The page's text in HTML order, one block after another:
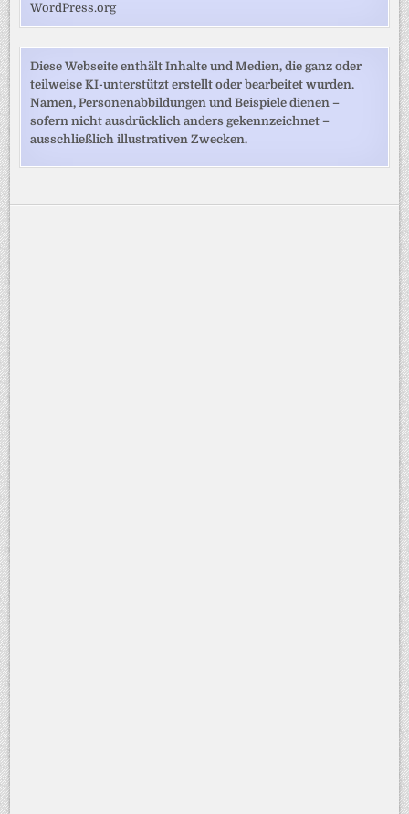
WordPress.org
Diese Webseite enthält Inhalte und Medien, die ganz oder
teilweise KI-unterstützt erstellt oder bearbeitet wurden.
Namen, Personenabbildungen und Beispiele dienen –
sofern nicht ausdrücklich anders gekennzeichnet –
ausschließlich illustrativen Zwecken.